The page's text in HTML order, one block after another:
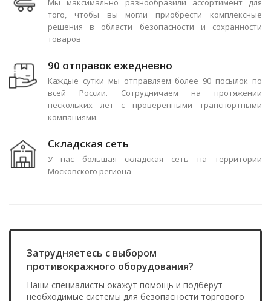
Мы максимально разнообразили ассортимент для
того, чтобы вы могли приобрести комплексные
решения в области безопасности и сохранности
товаров
90 отправок ежедневно
Каждые сутки мы отправляем более 90 посылок по
всей России. Сотрудничаем на протяжении
нескольких лет с проверенными транспортными
компаниями.
Складская сеть
У нас большая складская сеть на территории
Московского региона
Затрудняетесь с выбором
противокражного оборудования?
Наши специалисты окажут помощь и подберут
необходимые системы для безопасности торгового